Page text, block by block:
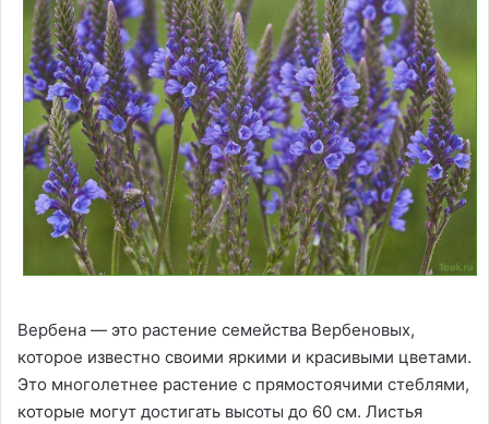
Вербена — это растение семейства Вербеновых,
которое известно своими яркими и красивыми цветами.
Это многолетнее растение с прямостоячими стеблями,
которые могут достигать высоты до 60 см. Листья